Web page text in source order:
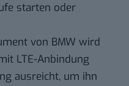
starten oder
von BMW wird
LTE-Anbindung
ausreicht, um ihn